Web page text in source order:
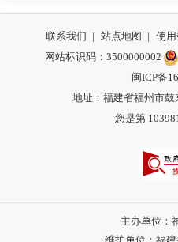
联系我们 | 站点地图 | 使
网站标识码：3500000002
闽ICP备
地址：福建省福州市鼓
您是第
主办单位：